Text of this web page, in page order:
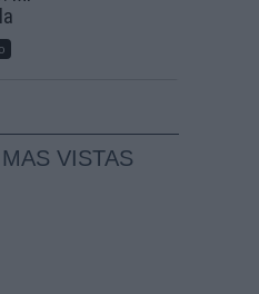
MAS VISTAS